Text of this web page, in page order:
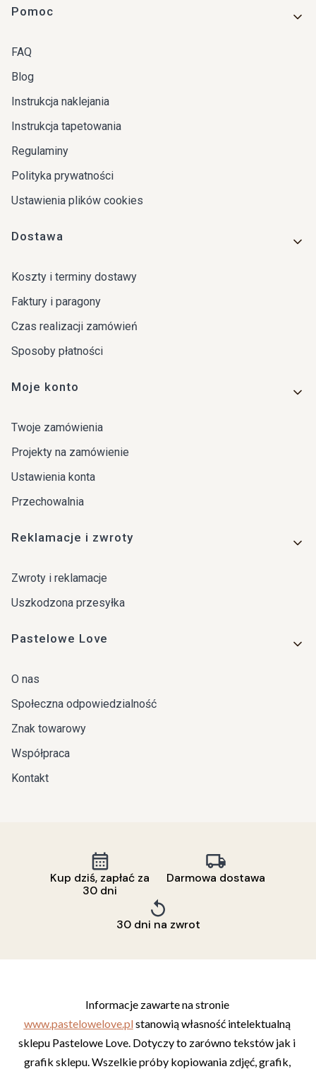
Linki w stopce
Pomoc
FAQ
Blog
Instrukcja naklejania
Instrukcja tapetowania
Regulaminy
Polityka prywatności
Ustawienia plików cookies
Dostawa
Koszty i terminy dostawy
Faktury i paragony
Czas realizacji zamówień
Sposoby płatności
Moje konto
Twoje zamówienia
Projekty na zamówienie
Ustawienia konta
Przechowalnia
Reklamacje i zwroty
Zwroty i reklamacje
Uszkodzona przesyłka
Pastelowe Love
O nas
Społeczna odpowiedzialność
Znak towarowy
Współpraca
Kontakt
Kup dziś, zapłać za
30 dni
Darmowa dostawa
30 dni na zwrot
Informacje zawarte na stronie
www.pastelowelove.pl stanowią własność intelektualną
sklepu Pastelowe Love. Dotyczy to zarówno tekstów jak i
grafik sklepu. Wszelkie próby kopiowania zdjęć, grafik,